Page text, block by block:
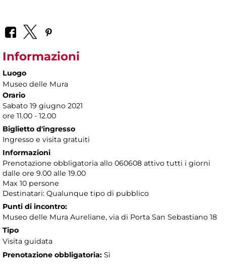
Informazioni
Luogo
Museo delle Mura
Orario
Sabato 19 giugno 2021
ore 11.00 - 12.00
Biglietto d'ingresso
Ingresso e visita gratuiti
Informazioni
Prenotazione obbligatoria allo 060608 attivo tutti i giorni
dalle ore 9.00 alle 19.00
Max 10 persone
Destinatari: Qualunque tipo di pubblico
Punti di incontro:
Museo delle Mura Aureliane, via di Porta San Sebastiano 18
Tipo
Visita guidata
Prenotazione obbligatoria: Sì